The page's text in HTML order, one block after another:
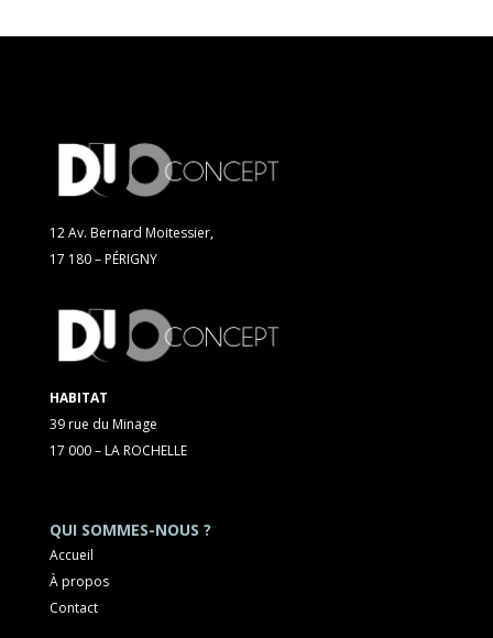
12 Av. Bernard Moitessier,
17 180 – PÉRIGNY
HABITAT
39 rue du Minage
17 000 – LA ROCHELLE
QUI SOMMES-NOUS ?
Accueil
À propos
Contact